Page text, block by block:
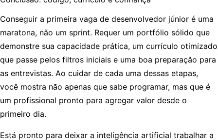
Conseguir a primeira vaga de desenvolvedor júnior é uma
maratona, não um sprint. Requer um portfólio sólido que
demonstre sua capacidade prática, um currículo otimizado
que passe pelos filtros iniciais e uma boa preparação para
as entrevistas. Ao cuidar de cada uma dessas etapas,
você mostra não apenas que sabe programar, mas que é
um profissional pronto para agregar valor desde o
primeiro dia.
Está pronto para deixar a inteligência artificial trabalhar a